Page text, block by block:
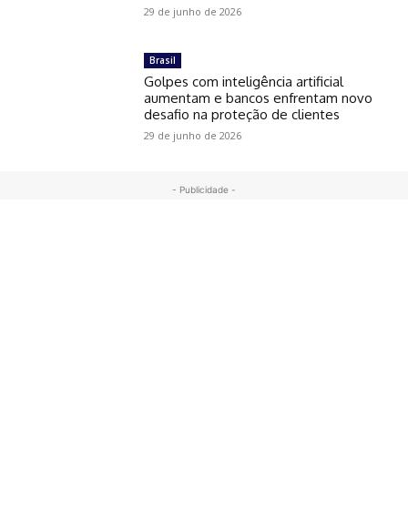
29 de junho de 2026
Brasil
Golpes com inteligência artificial
aumentam e bancos enfrentam novo
desafio na proteção de clientes
29 de junho de 2026
- Publicidade -